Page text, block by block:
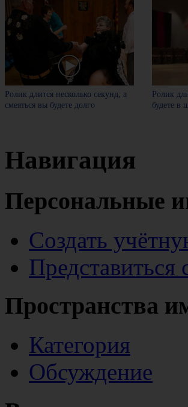
Ролик длится несколько секунд, а
смеяться вы будете долго
Ролик
будете в
Навигация
Персональные
Создать
Представиться
Пространства
Категория
Обсуждение